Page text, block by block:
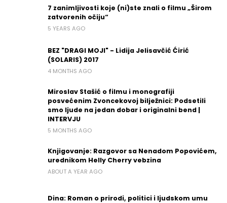
7 zanimljivosti koje (ni)ste znali o filmu „Širom
zatvorenih očiju“
5 YEARS AGO
BEZ "DRAGI MOJI" - Lidija Jelisavčić Ćirić
(SOLARIS) 2017
4 MONTHS AGO
Miroslav Stašić o filmu i monografiji
posvećenim Zvoncekovoj bilježnici: Podsetili
smo ljude na jedan dobar i originalni bend |
INTERVJU
5 MONTHS AGO
Knjigovanje: Razgovor sa Nenadom Popovićem,
urednikom Helly Cherry vebzina
ABOUT A YEAR AGO
Dina: Roman o prirodi, politici i ljudskom umu